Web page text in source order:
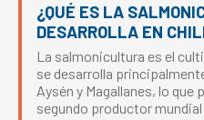
¿QUÉ ES LA
DESARROLLA EN
La salmonicultura es el
se desarrolla
Aysén y Magallanes, lo
segundo productor